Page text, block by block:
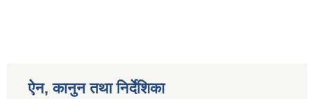
ऐन, कानुन तथा निर्देशिका